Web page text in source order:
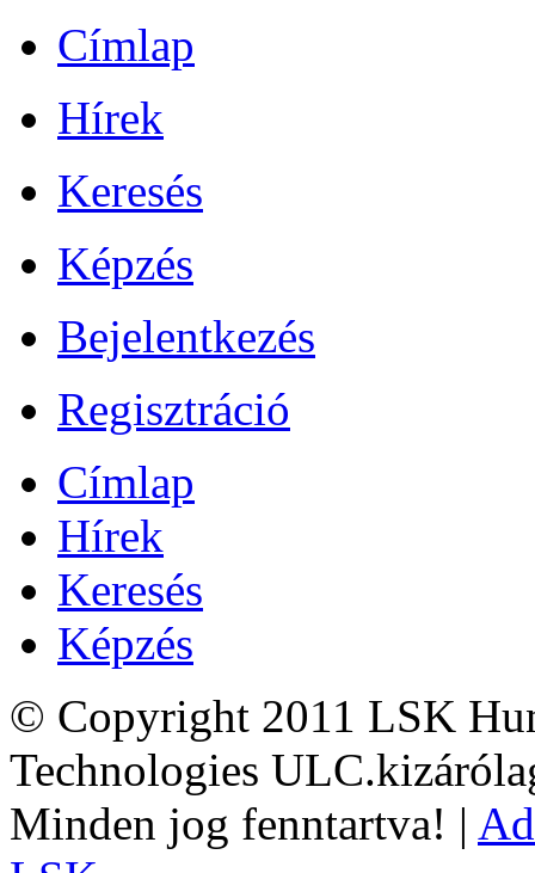
Címlap
Hírek
Keresés
Képzés
Bejelentkezés
Regisztráció
Címlap
Hírek
Keresés
Képzés
© Copyright 2011 LSK
Technologies
Minden jog fenntartva! |